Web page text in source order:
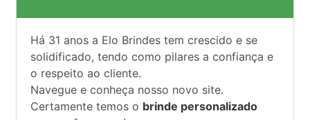
Há 31 anos a Elo Brindes tem crescido e se
solidificado, tendo como pilares a confiança e
o respeito ao cliente.
Navegue e conheça nosso novo site.
Certamente temos o brinde personalizado